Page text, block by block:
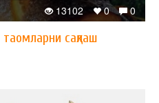
0
0
13102
сақлаш